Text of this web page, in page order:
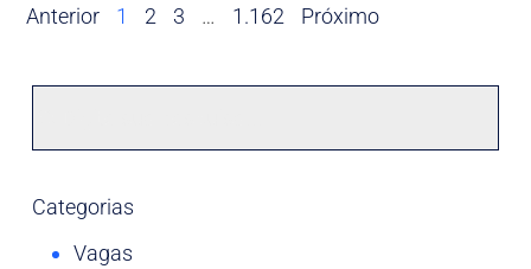
Anterior 1 2 3 … 1.162 Próximo
Categorias
Vagas